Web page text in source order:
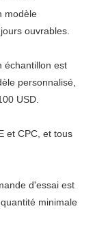
modèle
ouvrables.
échantillon est
personnalisé,
USD.
et CPC, et tous
d'essai est
minimale